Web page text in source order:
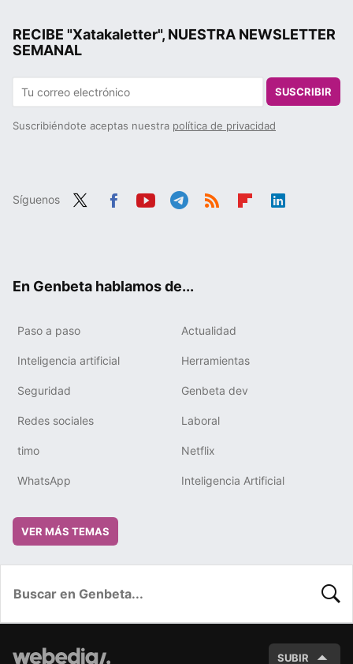
RECIBE "Xatakaletter", NUESTRA NEWSLETTER
SEMANAL
SUSCRIBIR
Suscribiéndote aceptas nuestra política de privacidad
Síguenos
En Genbeta hablamos de...
Paso a paso Actualidad
Inteligencia artificial Herramientas
Seguridad Genbeta dev
Redes sociales Laboral
timo Netflix
WhatsApp Inteligencia Artificial
VER MÁS TEMAS
SUBIR